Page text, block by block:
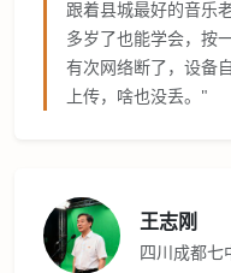
跟着县城最好的音乐
多岁了也能学会，按
有次网络断了，设备
上传，啥也没丢。"
王志刚
四川成都七